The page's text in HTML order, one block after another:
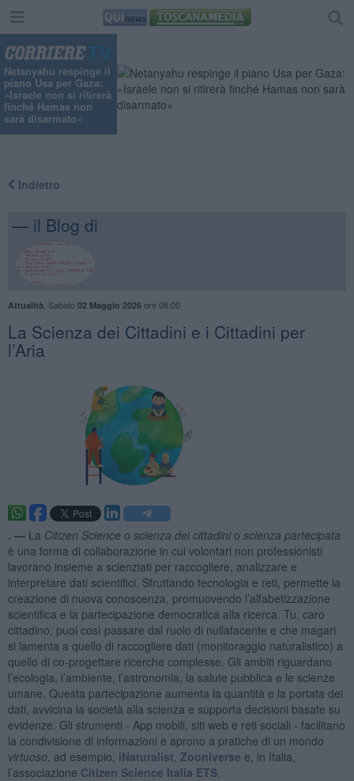
Netanyahu respinge il
piano Usa per Gaza:
«Israele non si ritirerà
finché Hamas non
sarà disarmato»
Indietro
— il Blog di
Attualità Sabato 02 Maggio 2026ore 08:00
​La Scienza dei Cittadini e i Cittadini per
l’Aria
. — La Citizen Science o scienza dei cittadinio scienza partecipata
è una forma di collaborazione in cui volontari non professionisti
lavorano insieme a scienziati per raccogliere, analizzare e
interpretare dati scientifici. Sfruttando tecnologia e reti, permette la
creazione di nuova conoscenza, promuovendo l’alfabetizzazione
scientifica e la partecipazione democratica alla ricerca. Tu, caro
cittadino, puoi così passare dal ruolo di nullafacente e che magari
si lamenta a quello di raccogliere dati (monitoraggio naturalistico) a
quello di co-progettare ricerche complesse. Gli ambiti riguardano
l’ecologia, l’ambiente, l’astronomia, la salute pubblica e le scienze
umane. Questa partecipazione aumenta la quantità e la portata dei
dati, avvicina la società alla scienza e supporta decisioni basate su
evidenze. Gli strumenti - App mobili, siti web e reti sociali - facilitano
la condivisione di informazioni e aprono a pratiche di un mondo
virtuoso , ad esempio, iNaturalist Zooniverse e, in Italia,
l’associazione Citizen Science Italia ETS.